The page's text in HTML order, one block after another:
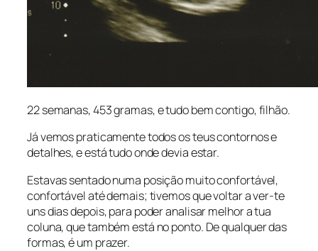
22 semanas, 453 gramas, e tudo bem contigo, filhão.
Já vemos praticamente todos os teus contornos e
detalhes, e está tudo onde devia estar.
Estavas sentado numa posição muito confortável,
confortável até demais; tivemos que voltar a ver-te
uns dias depois, para poder analisar melhor a tua
coluna, que também está no ponto. De qualquer das
formas, é um prazer.